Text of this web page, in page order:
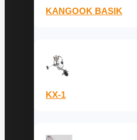
KANGOOK BASIK
KX-1